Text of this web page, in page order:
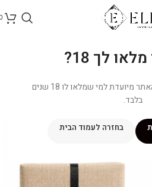
לך 18?
הכניסה והרכישה בחנות האתר מיועדת למי שמלאו לו 18 שנים
בלבד.
בחזרה לעמוד הבית